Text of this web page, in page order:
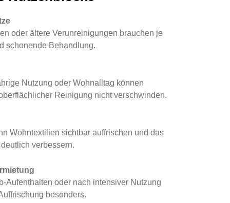
oder ältere Verunreinigungen brauchen je
schonende Behandlung.
Nutzung oder Wohnalltag können
Reinigung nicht verschwinden.
Wohntextilien sichtbar auffrischen und das
verbessern.
Aufenthalten oder nach intensiver Nutzung
besonders.